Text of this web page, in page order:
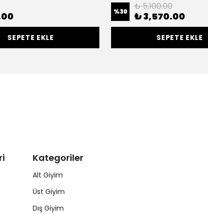
SEPETE EKLE
%30 ₺ 5,100.00
₺ 3,570.00
SEPETE EKLE
Kategoriler
Alt Giyim
Üst Giyim
Dış Giyim